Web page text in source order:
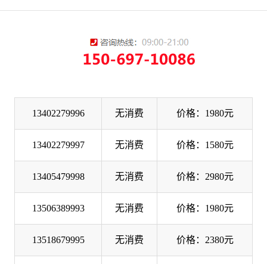
13402279996 无消费 价格：1980元
13402279997 无消费 价格：1580元
13405479998 无消费 价格：2980元
13506389993 无消费 价格：1980元
13518679995 无消费 价格：2380元